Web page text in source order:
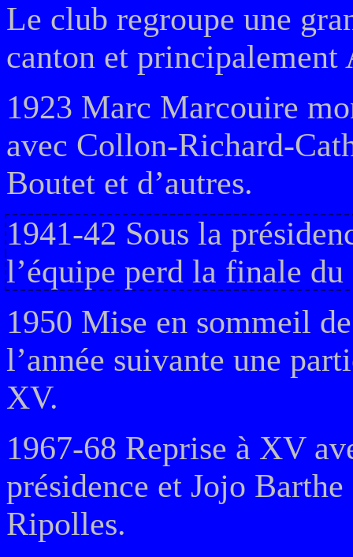
Le club regroupe une
canton et
1923 Marc Marcouire
avec Collon-Richard-
Boutet et d’autres.
1941-42 Sous la
l’équipe perd la finale
1950 Mise en sommeil
l’année suivante une
XV.
1967-68 Reprise à XV
présidence et Jojo
Ripolles.